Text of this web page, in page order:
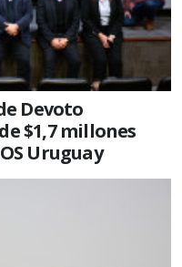
Devoto
$1,7 millones
Uruguay